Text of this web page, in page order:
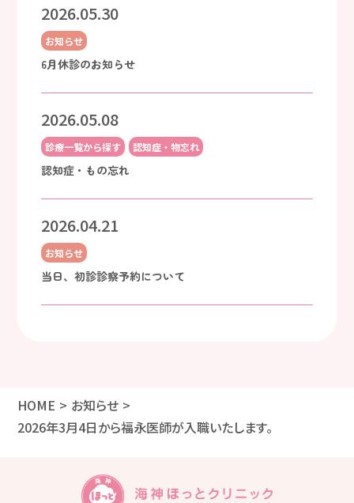
2026.05.30
お知らせ
6月休診のお知らせ
2026.05.08
診療一覧から探す 認知症・物忘れ
認知症・もの忘れ
2026.04.21
お知らせ
当日、初診診察予約について
HOME
お知らせ
2026年3月4日から福永医師が入職いたします。